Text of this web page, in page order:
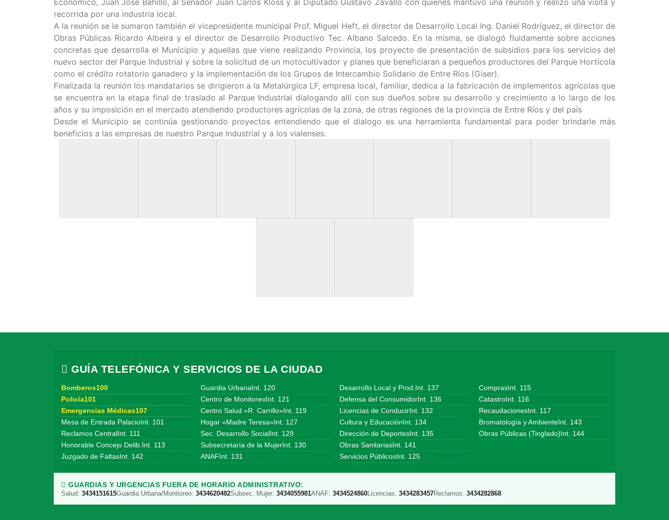
Económico, Juan José Bahillo, al Senador Juan Carlos Kloss y al Diputado Gustavo Zavallo con quienes mantuvo una reunión y realizó una visita y
recorrida por una industria local.
A la reunión se le sumaron también el vicepresidente municipal Prof. Miguel Heft, el director de Desarrollo Local Ing. Daniel Rodríguez, el director de
Obras Públicas Ricardo Albeira y el director de Desarrollo Productivo Tec. Albano Salcedo. En la misma, se dialogó fluidamente sobre acciones
concretas que desarrolla el Municipio y aquellas que viene realizando Provincia, los proyecto de presentación de subsidios para los servicios del
nuevo sector del Parque Industrial y sobre la solicitud de un motocultivador y planes que beneficiaran a pequeños productores del Parque Hortícola
como el crédito rotatorio ganadero y la implementación de los Grupos de Intercambio Solidario de Entre Ríos (Giser).
Finalizada la reunión los mandatarios se dirigieron a la Metalúrgica LF, empresa local, familiar, dedica a la fabricación de implementos agrícolas que
se encuentra en la etapa final de traslado al Parque Industrial dialogando allí con sus dueños sobre su desarrollo y crecimiento a lo largo de los
años y su imposición en el mercado atendiendo productores agrícolas de la zona, de otras regiones de la provincia de Entre Ríos y del país
Desde el Municipio se continúa gestionando proyectos entendiendo que el dialogo es una herramienta fundamental para poder brindarle más
beneficios a las empresas de nuestro Parque Industrial y a los vialenses.
GUÍA TELEFÓNICA Y SERVICIOS DE LA CIUDAD
Bomberos100
Policía101
Emergencias Médicas107
Mesa de Entrada PalacioInt. 101
Reclamos CentralInt. 111
Honorable Concejo Delib.Int. 113
Juzgado de FaltasInt. 142
Guardia UrbanaInt. 120
Centro de MonitoreoInt. 121
Centro Salud «R. Carrillo»Int. 119
Hogar «Madre Teresa»Int. 127
Sec. Desarrollo SocialInt. 129
Subsecretaría de la MujerInt. 130
ANAFInt. 131
Desarrollo Local y Prod.Int. 137
Defensa del ConsumidorInt. 136
Licencias de ConducirInt. 132
Cultura y EducaciónInt. 134
Dirección de DeportesInt. 135
Obras SanitariasInt. 141
Servicios PúblicosInt. 125
ComprasInt. 115
CatastroInt. 116
RecaudacionesInt. 117
Bromatología y AmbienteInt. 143
Obras Públicas (Tinglado)Int. 144
GUARDIAS Y URGENCIAS FUERA DE HORARIO ADMINISTRATIVO:
Salud: 3434151615Guardia Urbana/Monitoreo: 3434620482Subsec. Mujer: 3434055981ANAF: 3434524860Licencias: 3434283457Reclamos: 3434282868